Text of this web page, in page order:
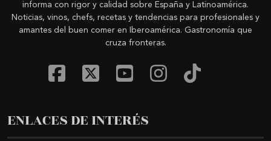
informa con rigor y calidad sobre España y Latinoamérica.
Noticias, vinos, chefs, recetas y tendencias para profesionales y
amantes del buen comer en Iberoamérica. Gastronomía que
cruza fronteras.
ENLACES DE INTERÉS